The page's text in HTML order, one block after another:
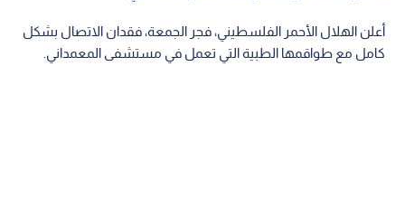
أعلن الهلال الأحمر الفلسطيني، فجر الجمعة، فقدان الاتصال بشكل
كامل مع طواقمها الطبية التي تعمل في مستشفى المعمداني.